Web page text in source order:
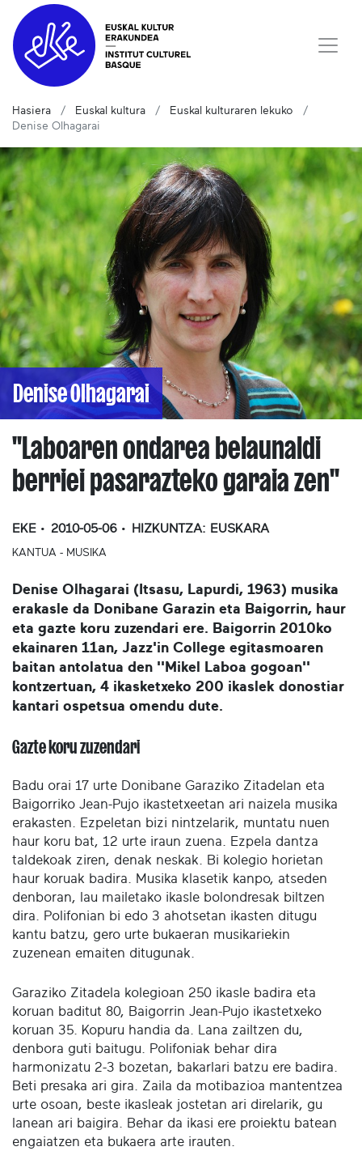
Hasiera Euskal kultura
Euskal kulturaren lekuko
Denise Olhagarai
Denise Olhagarai
''Laboaren ondarea belaunaldi
berriei pasarazteko garaia zen''
EKE 2010-05-06 HIZKUNTZA: EUSKARA
KANTUA - MUSIKA
Denise Olhagarai (Itsasu, Lapurdi, 1963) musika
erakasle da Donibane Garazin eta Baigorrin, haur
eta gazte koru zuzendari ere. Baigorrin 2010ko
ekainaren 11an, Jazz'in College egitasmoaren
baitan antolatua den ''Mikel Laboa gogoan''
kontzertuan, 4 ikasketxeko 200 ikaslek donostiar
kantari ospetsua omendu dute.
Gazte koru zuzendari
Badu orai 17 urte Donibane Garaziko Zitadelan eta
Baigorriko Jean-Pujo ikastetxeetan ari naizela musika
erakasten. Ezpeletan bizi nintzelarik, muntatu nuen
haur koru bat, 12 urte iraun zuena. Ezpela dantza
taldekoak ziren, denak neskak. Bi kolegio horietan
haur koruak badira. Musika klasetik kanpo, atseden
denboran, lau mailetako ikasle bolondresak biltzen
dira. Polifonian bi edo 3 ahotsetan ikasten ditugu
kantu batzu, gero urte bukaeran musikariekin
zuzenean emaiten ditugunak.
Garaziko Zitadela kolegioan 250 ikasle badira eta
koruan baditut 80, Baigorrin Jean-Pujo ikastetxeko
koruan 35. Kopuru handia da. Lana zailtzen du,
denbora guti baitugu. Polifoniak behar dira
harmonizatu 2-3 bozetan, bakarlari batzu ere badira.
Beti presaka ari gira. Zaila da motibazioa mantentzea
urte osoan, beste ikasleak jostetan ari direlarik, gu
lanean ari baigira. Behar da ikasi ere proiektu batean
engaiatzen eta bukaera arte irauten.